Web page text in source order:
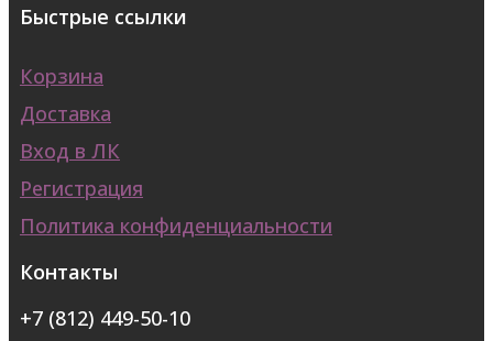
Быстрые ссылки
Корзина
Доставка
Вход в ЛК
Регистрация
Политика конфиденциальности
Контакты
+7 (812) 449-50-10